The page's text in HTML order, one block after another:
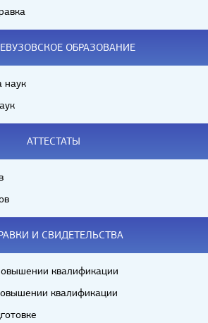
ОБРАЗОВАНИЕ
наук
АТТЕСТАТЫ
И СВИДЕТЕЛЬСТВА
квалификации
квалификации